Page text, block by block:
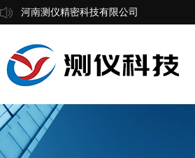
河南测仪精密科技有限公司